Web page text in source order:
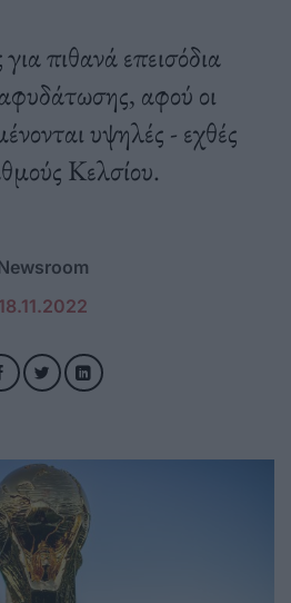
πιθανά επεισόδια
αφού οι
υψηλές - εχθές
Κελσίου.
18.11.2022